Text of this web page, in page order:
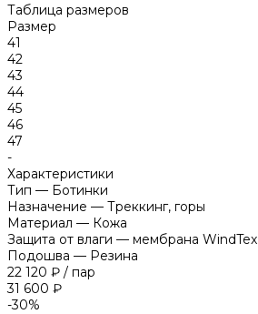
Таблица размеров
Размер
41
42
43
44
45
46
47
-
Характеристики
Тип — Ботинки
Назначение — Треккинг, горы
Материал — Кожа
Защита от влаги — мембрана WindTex
Подошва — Резина
22 120 ₽ / пар
31 600 ₽
-30%